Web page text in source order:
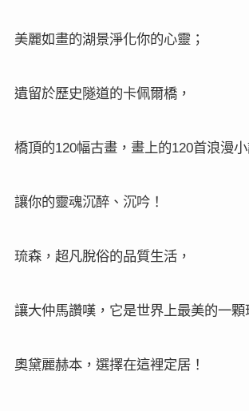
美麗如畫的湖景淨化你的心靈；
遺留於歷史隧道的卡佩爾橋，
橋頂的120幅古畫，畫上的120首浪漫小
讓你的靈魂沉醉、沉吟！
琉森，超凡脫俗的品質生活，
讓大仲馬讚嘆，它是世界上最美的一顆
奧黛麗赫本，選擇在這裡定居！